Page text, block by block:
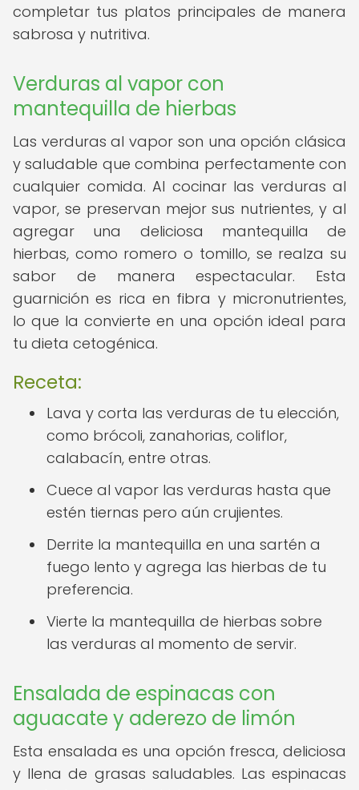
completar tus platos principales de manera
sabrosa y nutritiva.
Verduras al vapor con
mantequilla de hierbas
Las verduras al vapor son una opción clásica
y saludable que combina perfectamente con
cualquier comida. Al cocinar las verduras al
vapor, se preservan mejor sus nutrientes, y al
agregar una deliciosa mantequilla de
hierbas, como romero o tomillo, se realza su
sabor de manera espectacular. Esta
guarnición es rica en fibra y micronutrientes,
lo que la convierte en una opción ideal para
tu dieta cetogénica.
Receta:
Lava y corta las verduras de tu elección,
como brócoli, zanahorias, coliflor,
calabacín, entre otras.
Cuece al vapor las verduras hasta que
estén tiernas pero aún crujientes.
Derrite la mantequilla en una sartén a
fuego lento y agrega las hierbas de tu
preferencia.
Vierte la mantequilla de hierbas sobre
las verduras al momento de servir.
Ensalada de espinacas con
aguacate y aderezo de limón
Esta ensalada es una opción fresca, deliciosa
y llena de grasas saludables. Las espinacas